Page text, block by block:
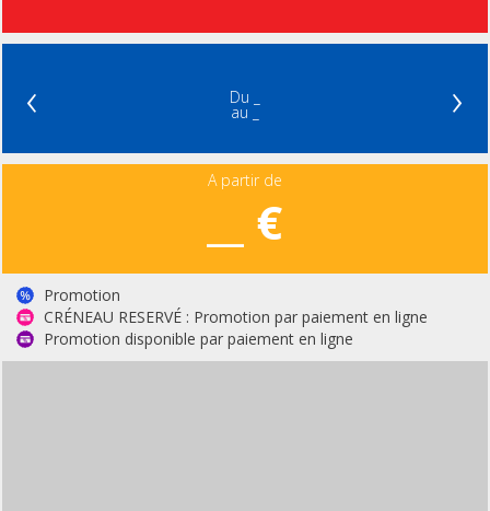
‹ Du _
au _ ›
A partir de
__ €
Promotion
CRÉNEAU RESERVÉ : Promotion par paiement en ligne
Promotion disponible par paiement en ligne